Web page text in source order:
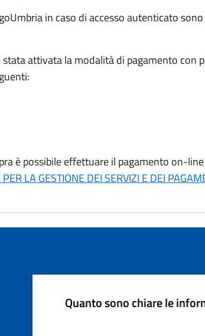
in caso di accesso autenticato
attivata la modalità di pagamento con
è possibile effettuare il pagamento on-
LA GESTIONE DEI SERVIZI E DEI
Quanto sono chiare le